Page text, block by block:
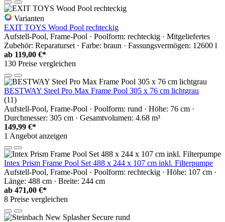
Varianten
EXIT TOYS Wood Pool rechteckig
Aufstell-Pool, Frame-Pool · Poolform: rechteckig · Mitgeliefertes
Zubehör: Reparaturset · Farbe: braun · Fassungsvermögen: 12600 l
ab 119,00 €*
130 Preise vergleichen
BESTWAY Steel Pro Max Frame Pool 305 x 76 cm lichtgrau
(11)
Aufstell-Pool, Frame-Pool · Poolform: rund · Höhe: 76 cm ·
Durchmesser: 305 cm · Gesamtvolumen: 4.68 m³
149,99 €*
1 Angebot anzeigen
Intex Prism Frame Pool Set 488 x 244 x 107 cm inkl. Filterpumpe
Aufstell-Pool, Frame-Pool · Poolform: rechteckig · Höhe: 107 cm ·
Länge: 488 cm · Breite: 244 cm
ab 471,00 €*
8 Preise vergleichen